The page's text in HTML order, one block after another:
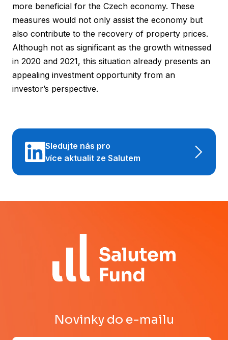
more beneficial for the Czech economy. These
measures would not only assist the economy but
also contribute to the recovery of property prices.
Although not as significant as the growth witnessed
in 2020 and 2021, this situation already presents an
appealing investment opportunity from an
investor’s perspective.
Sledujte nás pro
více aktualit ze Salutem
Novinky do e-mailu